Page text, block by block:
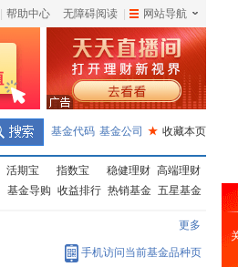
帮助中心 无障碍阅读 网站导航
基金代码 基金公司 ★ 收藏本页
活期宝 指数宝 稳健理财 高端理财
基金导购 收益排行 热销基金 五星基金
更多
手机访问当前基金品种页